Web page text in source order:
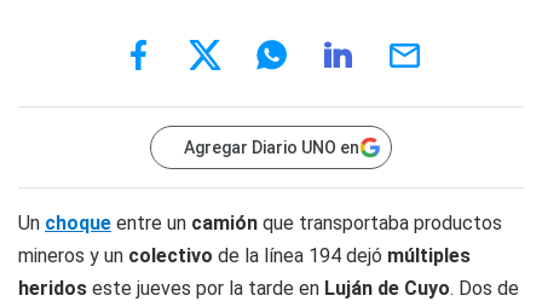
Agregar Diario UNO en
Un choque entre un camión que transportaba productos
mineros y un colectivo de la línea 194 dejó múltiples
heridos este jueves por la tarde en Luján de Cuyo. Dos de